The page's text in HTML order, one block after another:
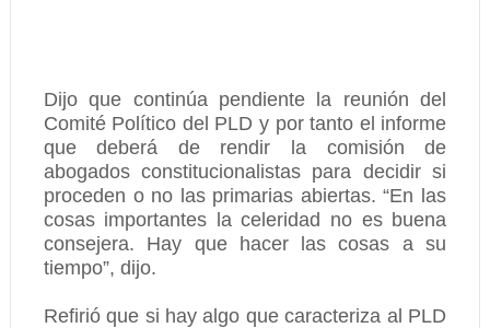
Dijo que continúa pendiente la reunión del
Comité Político del PLD y por tanto el informe
que deberá de rendir la comisión de
abogados constitucionalistas para decidir si
proceden o no las primarias abiertas. “En las
cosas importantes la celeridad no es buena
consejera. Hay que hacer las cosas a su
tiempo”, dijo.
Refirió que si hay algo que caracteriza al PLD